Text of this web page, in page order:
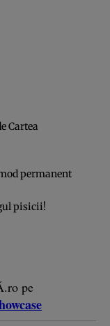
Cartea
permanent
pisicii!
pe